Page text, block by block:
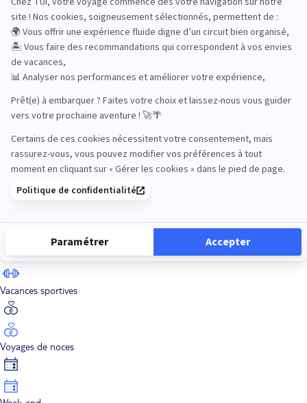
Road Trips
Safari
Sénior
Vacances sportives
Voyages de noces